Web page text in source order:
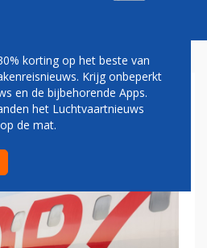
HOP!
CAEN
korting op het beste van
Krijg onbeperkt
en de bijbehorende Apps.
het Luchtvaartnieuws
de mat.